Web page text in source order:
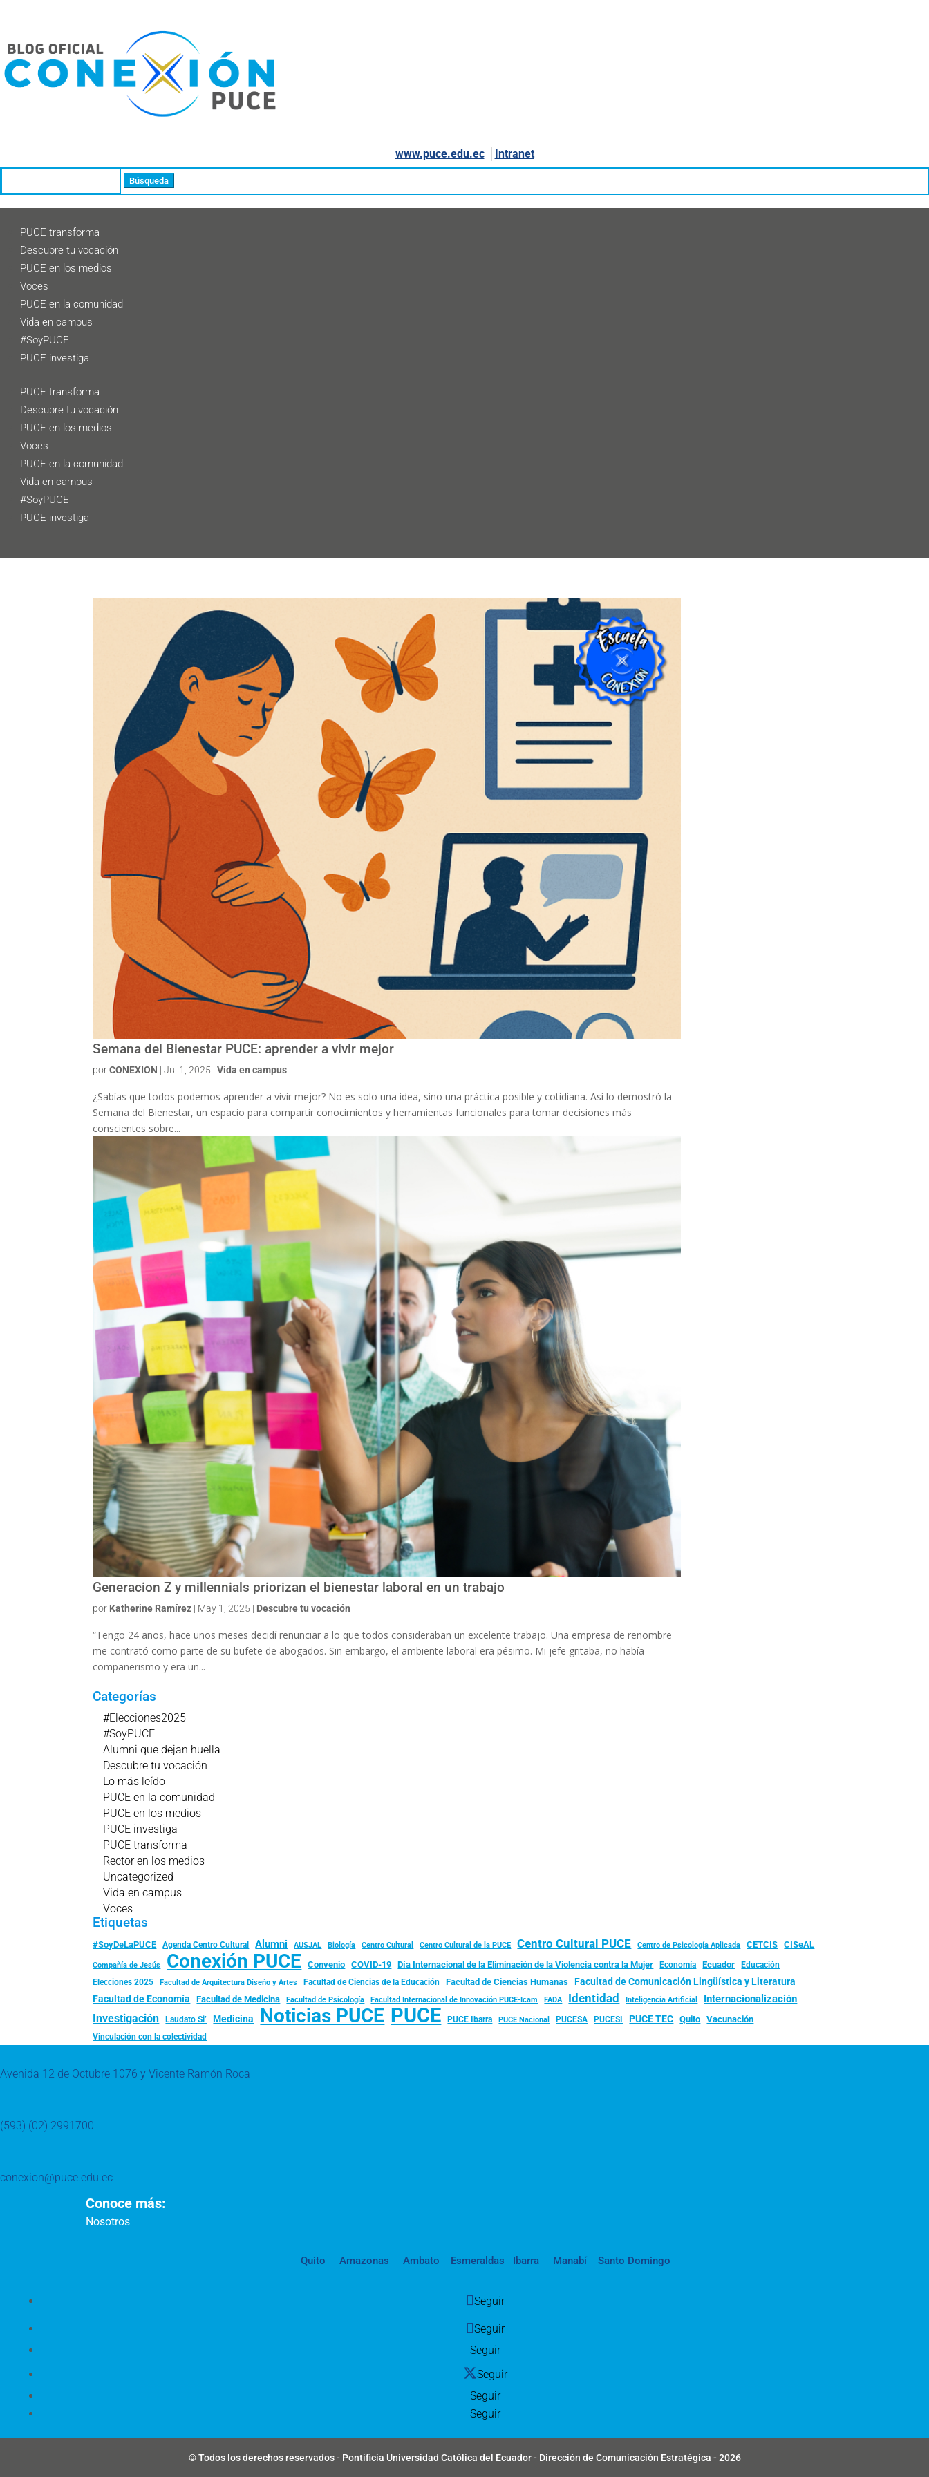
www.puce.edu.ec│ Intranet
PUCE transforma
Descubre tu vocación
PUCE en los medios
Voces
PUCE en la comunidad
Vida en campus
#SoyPUCE
PUCE investiga
PUCE transforma
Descubre tu vocación
PUCE en los medios
Voces
PUCE en la comunidad
Vida en campus
#SoyPUCE
PUCE investiga
Semana del Bienestar PUCE: aprender a vivir mejor
porCONEXION |Jul 1, 2025 |Vida en campus
¿Sabías que todos podemos aprender a vivir mejor? No es solo una idea, sino una práctica posible y cotidiana. Así lo demostró la
Semana del Bienestar, un espacio para compartir conocimientos y herramientas funcionales para tomar decisiones más
conscientes sobre...
Generacion Z y millennials priorizan el bienestar laboral en un trabajo
por Katherine Ramírez | May 1, 2025 | Descubre tu vocación
“Tengo 24 años, hace unos meses decidí renunciar a lo que todos consideraban un excelente trabajo. Una empresa de renombre
me contrató como parte de su bufete de abogados. Sin embargo, el ambiente laboral era pésimo. Mi jefe gritaba, no había
compañerismo y era un...
Categorías
#Elecciones2025
#SoyPUCE
Alumni que dejan huella
Descubre tu vocación
Lo más leído
PUCE en la comunidad
PUCE en los medios
PUCE investiga
PUCE transforma
Rector en los medios
Uncategorized
Vida en campus
Voces
Etiquetas
#SoyDeLaPUCE Agenda Centro Cultural Alumni AUSJAL Biología Centro Cultural Centro Cultural de la PUCE Centro Cultural PUCE Centro de Psicología Aplicada CETCIS CISeAL
Compañía de Jesús Conexión PUCE Convenio COVID-19 Día Internacional de la Eliminación de la Violencia contra la Mujer Economía Ecuador
Educación
Elecciones 2025
Facultad de Arquitectura Diseño y Artes Facultad de Ciencias de la Educación Facultad de Ciencias Humanas Facultad de Comunicación Lingüística y Literatura
Facultad de Economía Facultad de Medicina Facultad de Psicología Facultad Internacional de Innovación PUCE-Icam FADA Identidad Inteligencia Artificial Internacionalización
Investigación Laudato Si’ Medicina Noticias PUCE PUCE PUCE Ibarra PUCE Nacional PUCESA PUCESI PUCE TEC Quito Vacunación
Vinculación con la colectividad
Avenida 12 de Octubre 1076 y Vicente Ramón Roca
(593) (02) 2991700
conexion@puce.edu.ec
Conoce más:
Nosotros
Quito Amazonas Ambato Esmeraldas Ibarra Manabí Santo Domingo
Seguir
Seguir
Seguir
Seguir
Seguir
Seguir
© Todos los derechos reservados - Pontificia Universidad Católica del Ecuador - Dirección de Comunicación Estratégica - 2026